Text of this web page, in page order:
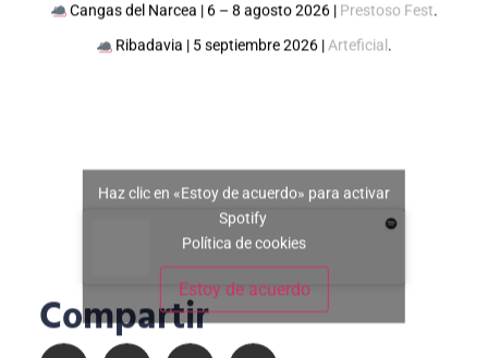
Cangas del Narcea | 6 – 8 agosto 2026 | Prestoso Fest.
Ribadavia | 5 septiembre 2026 |Arteficial .
Haz clic en «Estoy de acuerdo» para activar
Spotify
Política de cookies
Estoy de acuerdo
Compartir